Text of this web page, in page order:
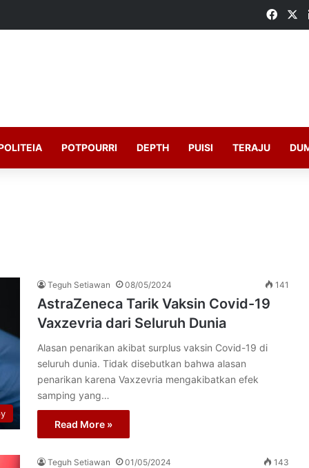
POTPOURRI DEPTH PUISI TERAJU
Teguh Setiawan 08/05/2024 141
AstraZeneca Tarik Vaksin Covid-19
Vaxzevria dari Seluruh Dunia
Alasan penarikan akibat surplus vaksin Covid-19 di
seluruh dunia. Tidak disebutkan bahwa alasan
penarikan karena Vaxzevria mengakibatkan efek
samping yang…
Read More »
Teguh Setiawan 01/05/2024 143